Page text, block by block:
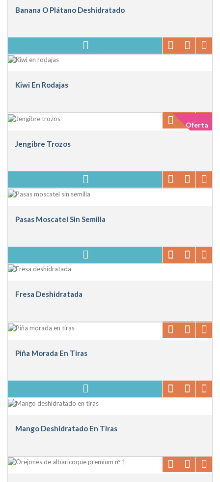
Banana O Plátano Deshidratado
Kiwi En Rodajas
Oferta
Jengibre Trozos
Pasas Moscatel Sin Semilla
Fresa Deshidratada
Piña Morada En Tiras
Mango Deshidratado En Tiras